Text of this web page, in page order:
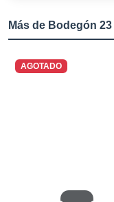
Más de Bodegón 23
AGOTADO